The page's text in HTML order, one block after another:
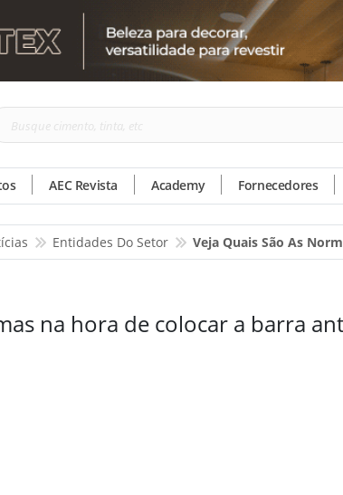
AEC Revista Academy Fornecedores
Entidades Do Setor Veja Quais São As
na hora de colocar a barra